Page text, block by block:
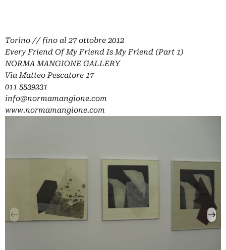
Torino // fino al 27 ottobre 2012
Every Friend Of My Friend Is My Friend (Part 1)
NORMA MANGIONE GALLERY
Via Matteo Pescatore 17
011 5539231
info@normamangione.com
www.normamangione.com